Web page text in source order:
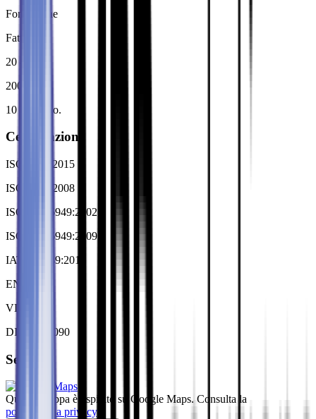
Fondazione
Fatturato
20 - 50
2001
10 - 20 Mio.
Certificazioni
ISO 9001:2015
ISO 9001:2008
ISO-TS 16949:2002
ISO-TS 16949:2009
IATF 16949:2016
EN 9100
VDA 6.1
DIN EN 1090
Sede
Questo mappa è ospitato su Google Maps. Consulta la
politica sulla privacy.